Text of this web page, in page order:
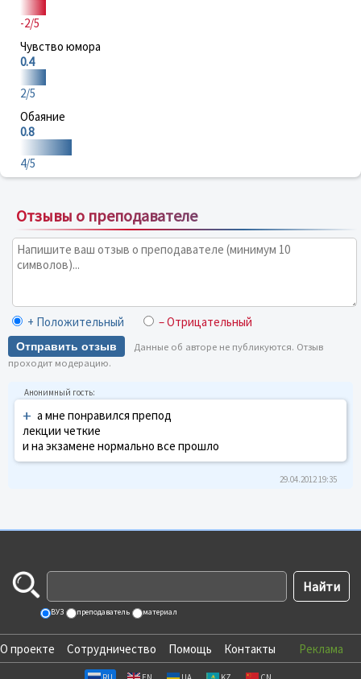
-2/5
Чувство юмора
0.4
2/5
Обаяние
0.8
4/5
Отзывы о преподавателе
+ Положительный – Отрицательный
Отправить отзыв
Данные об авторе не публикуются. Отзыв
проходит модерацию.
+ а мне понравился препод
лекции четкие
и на экзамене нормально все прошло
29.04.2012 19:35
ВУЗ преподаватель материал
О проекте Сотрудничество Помощь Контакты Реклама